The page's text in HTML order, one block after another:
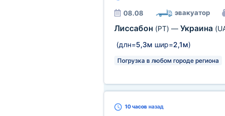
08.08 эвакуатор
Лиссабон (PT) — Украина
(длн=5,3м шир=2,1м)
Погрузка в любом городе региона
10 часовназад